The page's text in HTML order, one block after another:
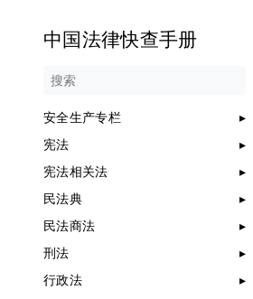
中国法律快查手册
安全生产专栏
宪法
宪法相关法
民法典
民法商法
刑法
行政法